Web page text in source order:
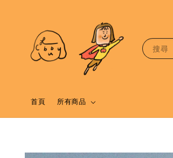
搜尋
首頁 所有商品